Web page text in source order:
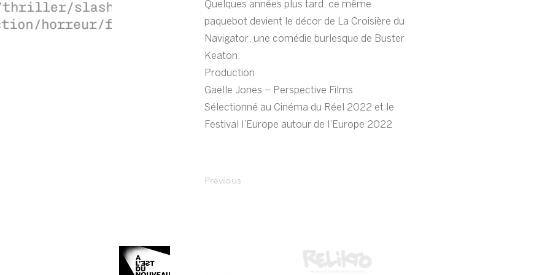
Quelques années plus tard, ce même
paquebot devient le décor de La Croisière du
Navigator, une comédie burlesque de Buster
Keaton.
Production
Gaëlle Jones – Perspective Films
Sélectionné au Cinéma du Réel 2022 et le
Festival l’Europe autour de l’Europe 2022
Previous